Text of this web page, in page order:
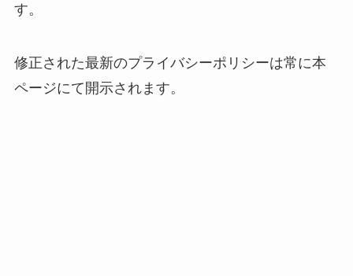
す。
修正された最新のプライバシーポリシーは常に本
ページにて開示されます。